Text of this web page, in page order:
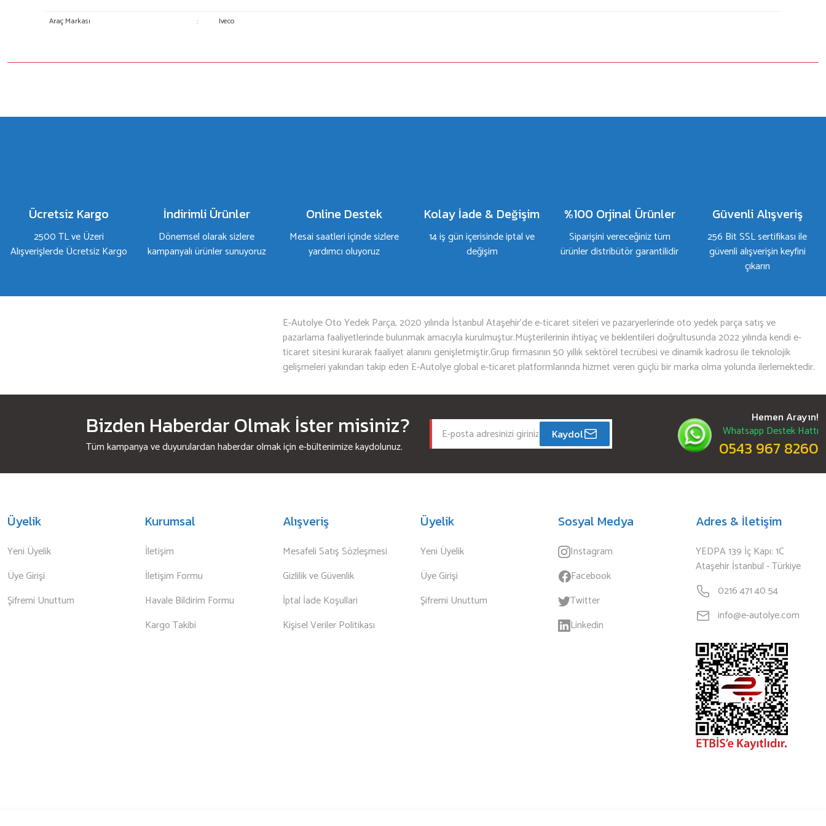
Araç Markası : Iveco
Bu ürüne ilk yorumu siz yapın!
Bu ürüne benzer farklı alternatifler olmalı.
Ücretsiz Kargo
2500 TL ve Üzeri
Alışverişlerde Ücretsiz Kargo
İndirimli Ürünler
Dönemsel olarak sizlere
kampanyalı ürünler sunuyoruz
Online Destek
Mesai saatleri içinde sizlere
yardımcı oluyoruz
Kolay İade & Değişim
14 iş gün içerisinde iptal ve
değişim
%100 Orjinal Ürünler
Siparişini vereceğiniz tüm
ürünler distribütör garantilidir
Güvenli Alışveriş
256 Bit SSL sertifikası ile
güvenli alışverişin keyfini
çıkarın
E-Autolye Oto Yedek Parça, 2020 yılında İstanbul Ataşehir’de e-ticaret siteleri ve pazaryerlerinde oto yedek parça satış ve
pazarlama faaliyetlerinde bulunmak amacıyla kurulmuştur.Müşterilerinin ihtiyaç ve beklentileri doğrultusunda 2022 yılında kendi e-
ticaret sitesini kurarak faaliyet alanını genişletmiştir.Grup firmasının 50 yıllık sektörel tecrübesi ve dinamik kadrosu ile teknolojik
gelişmeleri yakından takip eden E-Autolye global e-ticaret platformlarında hizmet veren güçlü bir marka olma yolunda ilerlemektedir.
Bizden Haberdar Olmak İster misiniz?
Tüm kampanya ve duyurulardan haberdar olmak için e-bültenimize kaydolunuz.
Kaydol
Hemen Arayın!
Whatsapp Destek Hattı
0543 967 8260
Üyelik
Yeni Üyelik
Üye Girişi
Şifremi Unuttum
Kurumsal
İletişim
İletişim Formu
Havale Bildirim Formu
Kargo Takibi
Alışveriş
Mesafeli Satış Sözleşmesi
Gizlilik ve Güvenlik
İptal İade Koşullari
Kişisel Veriler Politikası
Üyelik
Yeni Üyelik
Üye Girişi
Şifremi Unuttum
Sosyal Medya
Instagram
Facebook
Twitter
Linkedin
Adres & İletişim
YEDPA 139 İç Kapı: 1C
Ataşehir İstanbul - Türkiye
0216 471 40 54
info@e-autolye.com